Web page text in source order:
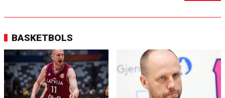
BASKETBOLS